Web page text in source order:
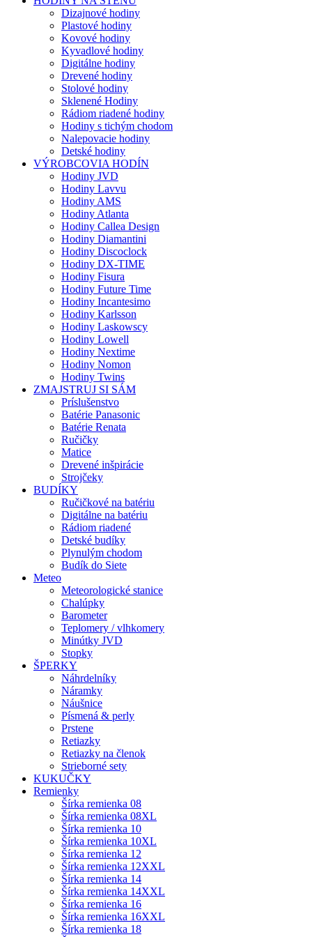
Dizajnové hodiny
Plastové hodiny
Kovové hodiny
Kyvadlové hodiny
Digitálne hodiny
Drevené hodiny
Stolové hodiny
Sklenené Hodiny
Rádiom riadené hodiny
Hodiny s tichým chodom
Nalepovacie hodiny
Detské hodiny
VÝROBCOVIA HODÍN
Hodiny JVD
Hodiny Lavvu
Hodiny AMS
Hodiny Atlanta
Hodiny Callea Design
Hodiny Diamantini
Hodiny Discoclock
Hodiny DX-TIME
Hodiny Fisura
Hodiny Future Time
Hodiny Incantesimo
Hodiny Karlsson
Hodiny Laskowscy
Hodiny Lowell
Hodiny Nextime
Hodiny Nomon
Hodiny Twins
ZMAJSTRUJ SI SÁM
Príslušenstvo
Batérie Panasonic
Batérie Renata
Ručičky
Matice
Drevené inšpirácie
Strojčeky
BUDÍKY
Ručičkové na batériu
Digitálne na batériu
Rádiom riadené
Detské budíky
Plynulým chodom
Budík do Siete
Meteo
Meteorologické stanice
Chalúpky
Barometer
Teplomery / vlhkomery
Minútky JVD
Stopky
ŠPERKY
Náhrdelníky
Náramky
Náušnice
Písmená & perly
Prstene
Retiazky
Retiazky na členok
Strieborné sety
KUKUČKY
Remienky
Šírka remienka 08
Šírka remienka 08XL
Šírka remienka 10
Šírka remienka 10XL
Šírka remienka 12
Šírka remienka 12XXL
Šírka remienka 14
Šírka remienka 14XXL
Šírka remienka 16
Šírka remienka 16XXL
Šírka remienka 18